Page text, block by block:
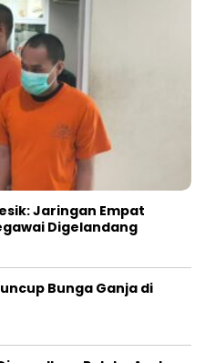
Jaringan Empat
Digelandang
Bunga Ganja di